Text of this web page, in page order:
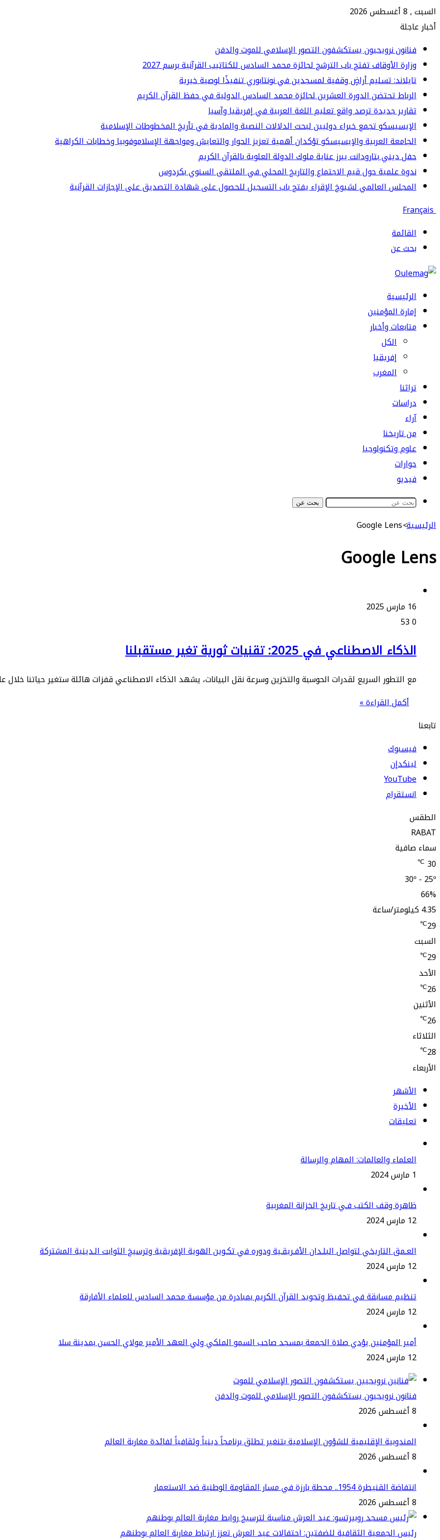
السبت , 8 أغسطس 2026
أخبار عاجلة
فنانون نرويجيون يستكشفون التصور الإسلامي للموت والدفن
وزارة الأوقاف تفتح باب الترشح لجائزة محمد السادس للكتاتيب القرآنية برسم 2027
تايلاند: تسليم أراضٍ وقفية لمسجدين في نونتابوري تنفيذًا لوصية خيرية
الرباط تحتضن الدورة العشرين لجائزة محمد السادس الدولية في حفظ القرآن الكريم
تقارير جديدة ترصد واقع تعليم اللغة العربية في إفريقيا وآسيا
الإيسيسكو تجمع خبراء دوليين لبحث الدلالات النصية والمادية في تأريخ المخطوطات الإسلامية
الجامعة العربية والإيسيسكو تؤكدان أهمية تعزيز الحوار والتعايش ومواجهة الإسلاموفوبيا وخطابات الكراهية
حفل ديني بتارودانت يبرز عناية ملوك الدولة العلوية بالقرآن الكريم
ندوة علمية حول قيم الاجتماع والتاريخ المحلي في الملتقى السنوي بكردوس
المجلس العالمي لشيوخ الإقراء يفتح باب التسجيل للحصول على شهادة التصديق على الإجازات القرآنية
Français
القائمة
بحث عن
الرئيسية
إمارة المؤمنين
متابعات وأخبار
الكل
إفريقيا
المغرب
تراثنا
دراسات
آراء
من تاريخنا
علوم وتكنولوجيا
حوارات
فيديو
بحث عن
الرئيسية>
Google Lens
Google Lens
16 مارس 2025
0
الذكاء الاصطناعي في 2025: تقنيات ثورية تغير مستقبلنا
مع التطور السريع لقدرات الحوسبة والتخزين وسرعة نقل البيانات، يشهد الذكاء الاصطناعي قفزات هائلة ستغير حياتنا خلال عام 2025.
أكمل القراءة »
تابعنا
فيسبوك
لينكدإن
‫YouTube
انستقرام
الطقس
RABAT
سماء صافية
30
℃
30º - 25º
66%
4.35 كيلومتر/ساعة
29
℃
السبت
29
℃
الأحد
26
℃
الأثنين
26
℃
الثلاثاء
28
℃
الأربعاء
الأشهر
الأخيرة
تعليقات
العلماء والعالمات: المهام والرسالة
1 مارس 2024
ظاهرة وقف الكتب فـي تاريخ الخزانة المغربية
12 مارس 2024
العـمق التاريخي لتواصل البلـدان الأفـريقـية ودوره في تكـوين الهوية الإفريقية وترسيخ الثوابت الـدينية المشتركة
12 مارس 2024
تنظيم مسابقة في تحفيظ وتجويد القرآن الكريم بمبادرة من مؤسسة محمد السادس للعلماء الأفارقة
12 مارس 2024
أمير المؤمنين يؤدي صلاة الجمعة بمسجد صاحب السمو الملكي ولي العهد الأمير مولاي الحسن بمدينة سلا
12 مارس 2024
فنانون نرويجيون يستكشفون التصور الإسلامي للموت والدفن
8 أغسطس 2026
المندوبية الإقليمية للشؤون الإسلامية بتنغير تطلق برنامجاً دينياً وثقافياً لفائدة مغاربة العالم
8 أغسطس 2026
انتفاضة القنيطرة 1954.. محطة بارزة في مسار المقاومة الوطنية ضد الاستعمار
8 أغسطس 2026
رئيس الجمعية الثقافية للضفتين: احتفالات عيد العرش تعزز ارتباط مغاربة العالم بوطنهم